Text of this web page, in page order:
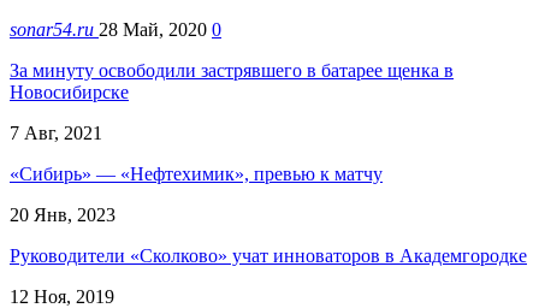
sonar54.ru 28 Май, 2020 0
За минуту освободили застрявшего в батарее щенка в
Новосибирске
7 Авг, 2021
«Сибирь» — «Нефтехимик», превью к матчу
20 Янв, 2023
Руководители «Сколково» учат инноваторов в Академгородке
12 Ноя, 2019